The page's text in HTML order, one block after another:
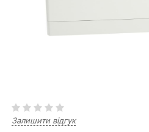
Залишити відгук